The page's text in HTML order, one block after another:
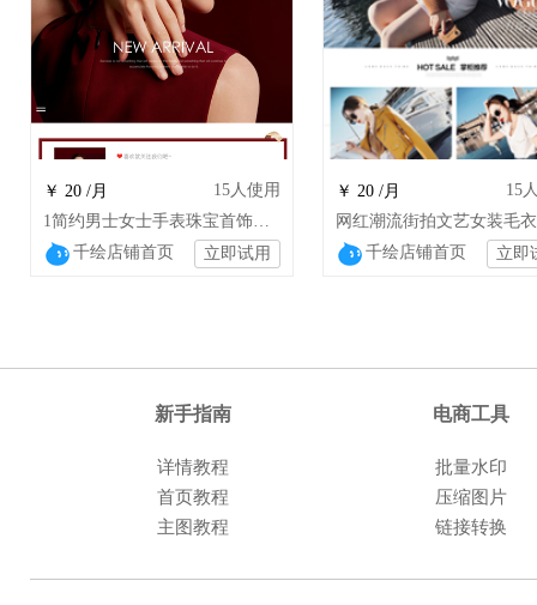
￥ 20 /月 15人使用
1简约男士女士手表珠宝首饰饰品店铺装修设计
千绘店铺首页
立即试用
￥ 20 /月 15
千绘店铺首页 立即
新手指南 电商工具
详情教程
批量水印
首页教程
压缩图片
主图教程
链接转换